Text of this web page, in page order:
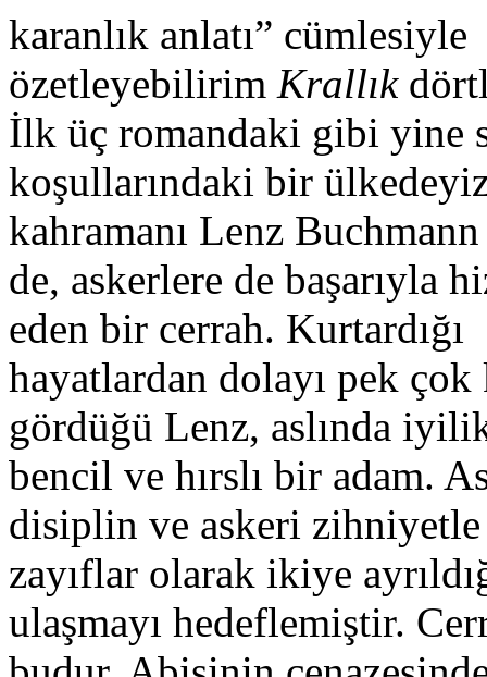
karanlık anlatı” cümlesiyle
özetleyebilirim Krallık
İlk üç romandaki gibi yine
koşullarındaki bir
kahramanı Lenz
de, askerlere de başarıyla
eden bir cerrah. Kurtardığı
hayatlardan dolayı pek
gördüğü Lenz, aslında
bencil ve hırslı bir adam.
disiplin ve askeri
zayıflar olarak ikiye
ulaşmayı hedeflemiştir.